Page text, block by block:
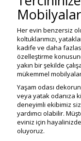
Mobilyalar
Her evin benzersiz
koltuklarımızı,
kadife ve daha
özelleştirme
yakın bir şekilde
mükemmel
Yaşam odası
veya yatak odanıza
deneyimli ekibimiz
yardımcı olabilir.
eviniz için
oluyoruz.